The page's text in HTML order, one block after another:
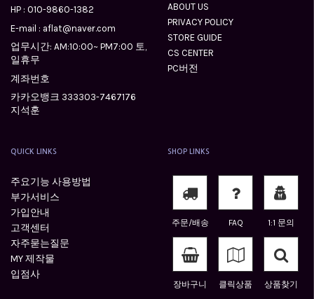
HP : 010-9860-1382
E-mail : aflat@naver.com
업무시간: AM:10:00~ PM7:00 토,
일휴무
계좌번호
카카오뱅크 333303-7467176
지석훈
ABOUT US
PRIVACY POLICY
STORE GUIDE
CS CENTER
PC버전
QUICK LINKS
주요기능 사용방법
부가서비스
가입안내
고객센터
자주묻는질문
MY 제작물
입점사
SHOP LINKS
주문/배송 FAQ 1:1 문의
장바구니 클릭상품 상품찾기